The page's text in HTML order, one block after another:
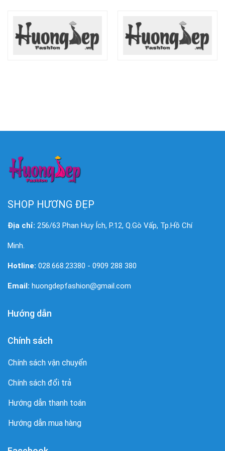
SHOP HƯƠNG ĐẸP
Địa chỉ: 256/63 Phan Huy Ích, P.12, Q.Gò Vấp, Tp.Hồ Chí
Minh.
Hotline: 028.668.23380 - 0909 288 380
Email: huongdepfashion@gmail.com
Hướng dẫn
Chính sách
Chính sách vận chuyển
Chính sách đổi trả
Hướng dẫn thanh toán
Hướng dẫn mua hàng